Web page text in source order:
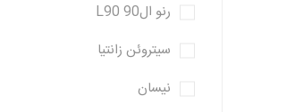
رنو ال90 L90
سیتروئن زانتیا
نیسان